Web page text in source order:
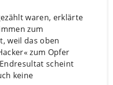
waren, erklärte
zum
weil das oben
zum Opfer
scheint
keine